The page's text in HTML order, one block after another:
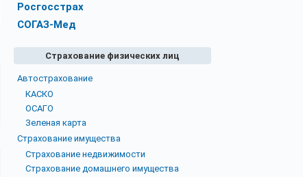
Росгосстрах
СОГАЗ-Мед
Страхование физических лиц
Автострахование
КАСКО
ОСАГО
Зеленая карта
Страхование имущества
Страхование недвижимости
Страхование домашнего имущества